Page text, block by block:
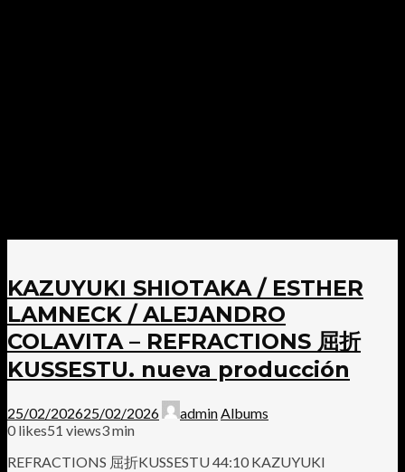
KAZUYUKI SHIOTAKA / ESTHER
LAMNECK / ALEJANDRO
COLAVITA – REFRACTIONS 屈折
KUSSESTU. nueva producción
25/02/202625/02/2026 adminAlbums
0 likes51 views3 min
REFRACTIONS 屈折KUSSESTU 44:10 KAZUYUKI